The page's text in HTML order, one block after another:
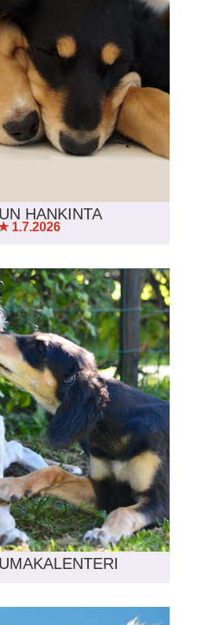
HANKINTA
1.7.2026